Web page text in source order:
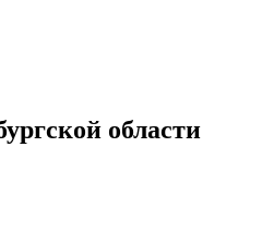
области